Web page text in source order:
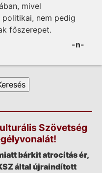
mivel
nem pedig
főszerepet.
-n-
Szövetség
bárkit atrocitás ér,
által újraindított